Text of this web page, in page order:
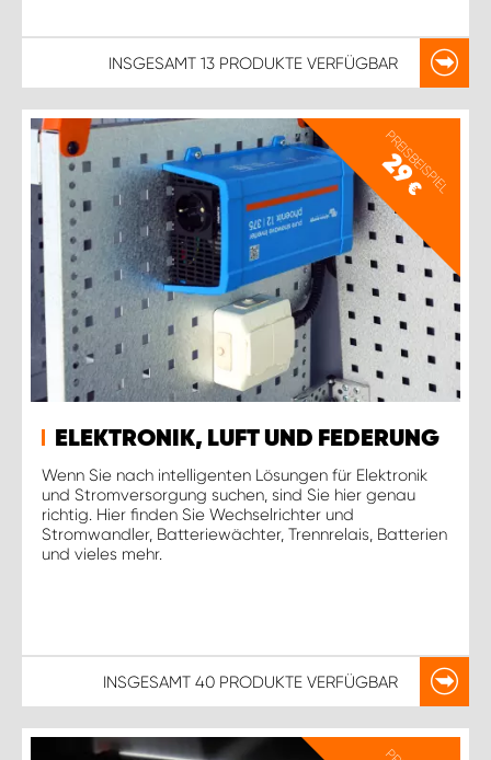
INSGESAMT 13 PRODUKTE VERFÜGBAR
PREISBEISPIEL
29
€
ELEKTRONIK, LUFT UND FEDERUNG
Wenn Sie nach intelligenten Lösungen für Elektronik
und Stromversorgung suchen, sind Sie hier genau
richtig. Hier finden Sie Wechselrichter und
Stromwandler, Batteriewächter, Trennrelais, Batterien
und vieles mehr.
INSGESAMT 40 PRODUKTE VERFÜGBAR